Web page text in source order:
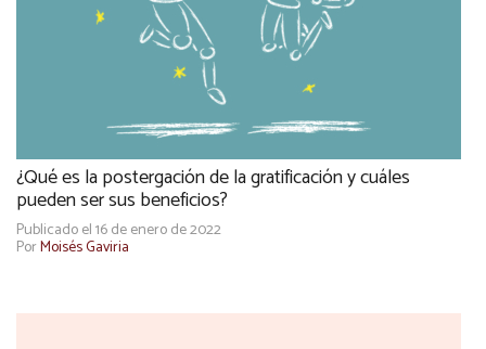
¿Qué es la postergación de la gratificación y cuáles
pueden ser sus beneficios?
Publicado el 16 de enero de 2022
PorMoisés Gaviria